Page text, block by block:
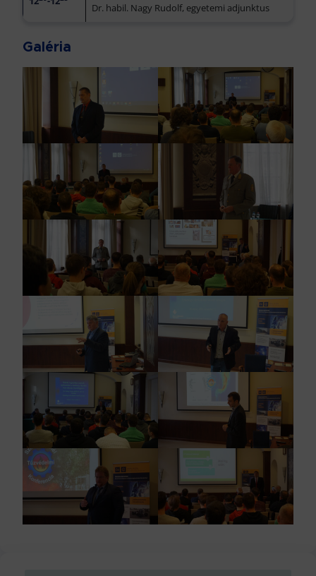
Dr. habil. Nagy Rudolf, egyetemi adjunktus
Galéria